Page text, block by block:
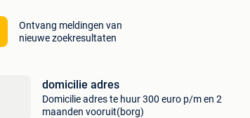
Ontvang meldingen van
nieuwe zoekresultaten
domicilie adres
Domicilie adres te huur 300 euro p/m en 2
maanden vooruit(borg)